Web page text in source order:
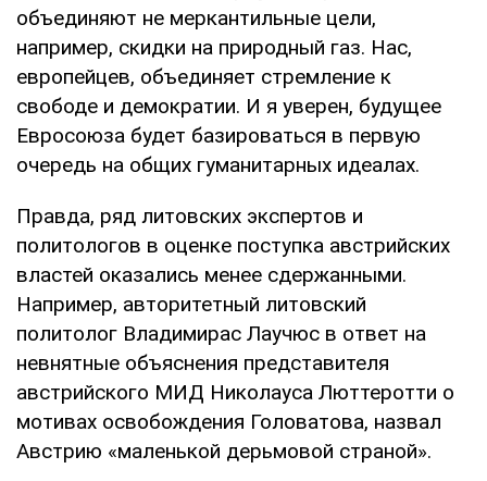
объединяют не меркантильные цели,
например, скидки на природный газ. Нас,
европейцев, объединяет стремление к
свободе и демократии. И я уверен, будущее
Евросоюза будет базироваться в первую
очередь на общих гуманитарных идеалах.
Правда, ряд литовских экспертов и
политологов в оценке поступка австрийских
властей оказались менее сдержанными.
Например, авторитетный литовский
политолог Владимирас Лаучюс в ответ на
невнятные объяснения представителя
австрийского МИД Николауса Люттеротти о
мотивах освобождения Головатова, назвал
Австрию «маленькой дерьмовой страной».